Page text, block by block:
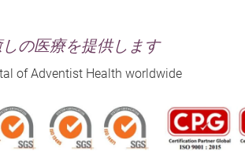
の医療を提供します
of Adventist Health worldwide